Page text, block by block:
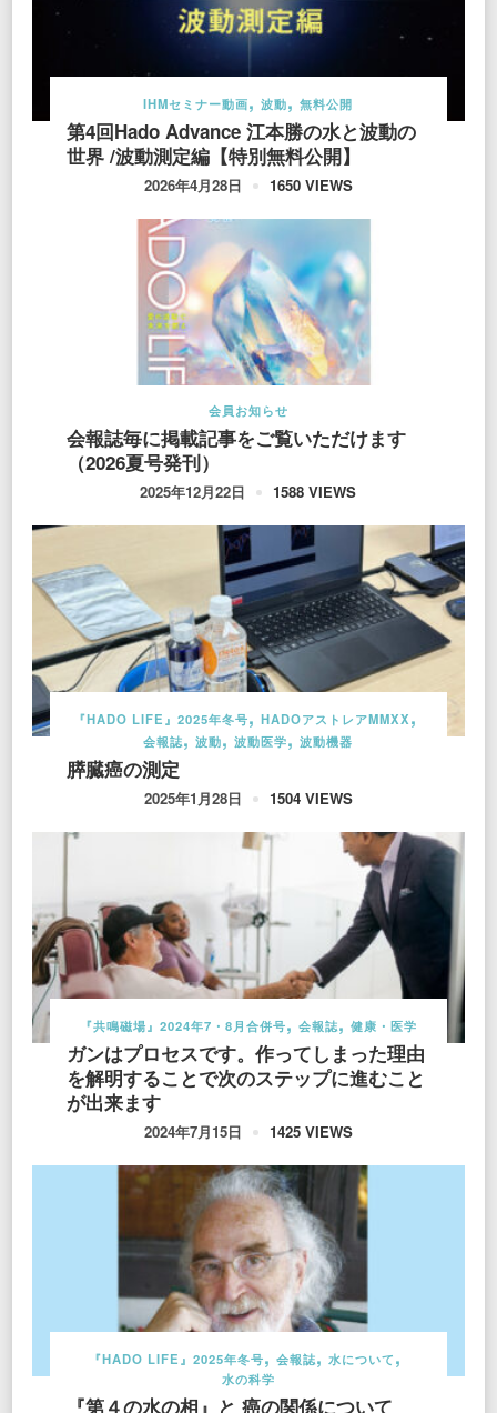
IHMセミナー動画 波動 無料公開
第4回Hado Advance 江本勝の水と波動の
世界 /波動測定編【特別無料公開】
2026年4月28日 1650 VIEWS
会員お知らせ
会報誌毎に掲載記事をご覧いただけます
（2026夏号発刊）
2025年12月22日 1588 VIEWS
『HADO LIFE』2025年冬号
HADOアストレアMMXX
会報誌
波動 波動医学 波動機器
膵臓癌の測定
2025年1月28日 1504 VIEWS
『共鳴磁場』2024年7・8月合併号 会報誌 健康・医学
ガンはプロセスです。作ってしまった理由
を解明することで次のステップに進むこと
が出来ます
2024年7月15日 1425 VIEWS
『HADO LIFE』2025年冬号 会報誌
水について
水の科学
『第４の水の相』と 癌の関係について